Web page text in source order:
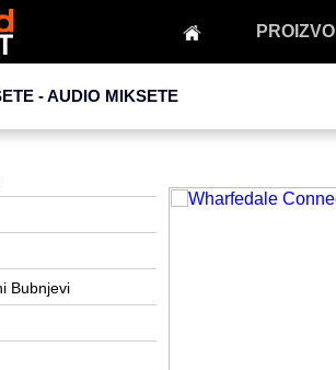
-AUDIO MIKSETE
Bubnjevi